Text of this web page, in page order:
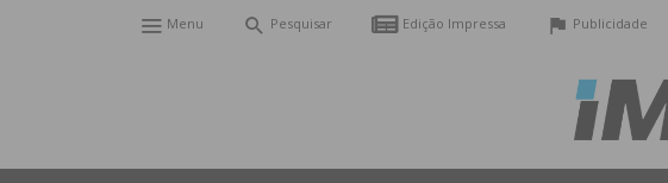
Menu Pesquisar Edição Impressa Publicidade